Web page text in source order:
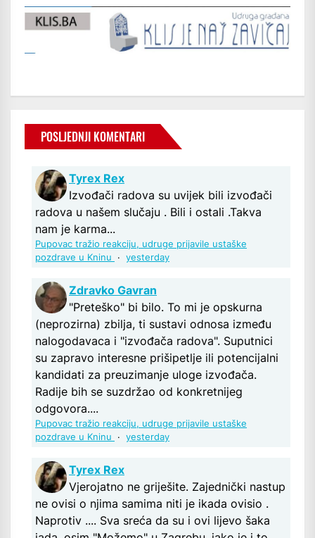
POSLJEDNJI KOMENTARI
Tyrex Rex
Izvođači radova su uvijek bili izvođači
radova u našem slučaju . Bili i ostali .Takva
nam je karma...
Pupovac tražio reakciju, udruge prijavile ustaške
pozdrave u Kninu
· yesterday
Zdravko Gavran
"Preteško" bi bilo. To mi je opskurna
(neprozirna) zbilja, ti sustavi odnosa između
nalogodavaca i "izvođača radova". Suputnici
su zapravo interesne prišipetlje ili potencijalni
kandidati za preuzimanje uloge izvođača.
Radije bih se suzdržao od konkretnijeg
odgovora....
Pupovac tražio reakciju, udruge prijavile ustaške
pozdrave u Kninu
· yesterday
Tyrex Rex
Vjerojatno ne griješite. Zajednički nastup
ne ovisi o njima samima niti je ikada ovisio .
Naprotiv .... Sva sreća da su i ovi lijevo šaka